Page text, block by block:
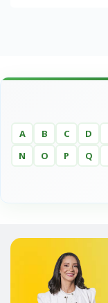
A B C D
N
O P Q